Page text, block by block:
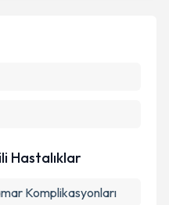
ilişkin
ediyorum.
Gönder
Hastalıklar
Komplikasyonları